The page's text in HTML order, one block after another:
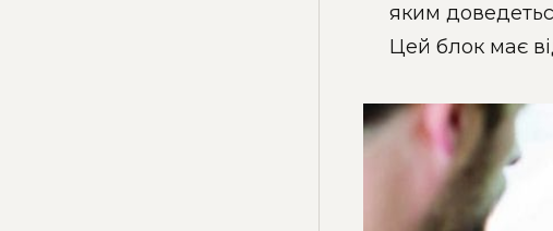
яким
Цей блок має